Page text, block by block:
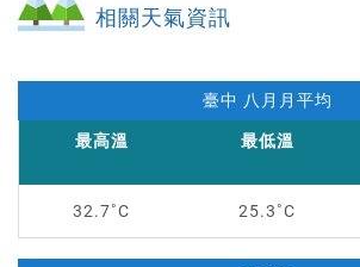
相關天氣資訊
臺中 八月月平均
臺
八
最高溫 最低溫
32.7 25.3